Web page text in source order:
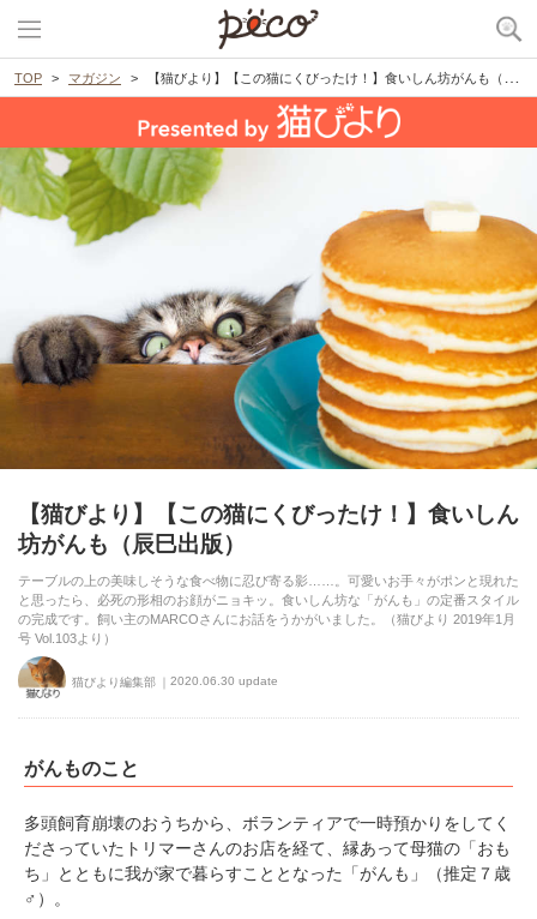
TOP マガジン 【猫びより】【この猫にくびったけ！】食いしん坊がんも（辰巳出版）
【猫びより】【この猫にくびったけ！】食いしん
坊がんも（辰巳出版）
テーブルの上の美味しそうな食べ物に忍び寄る影……。可愛いお手々がポンと現れた
と思ったら、必死の形相のお顔がニョキッ。食いしん坊な「がんも」の定番スタイル
の完成です。飼い主のMARCOさんにお話をうかがいました。（猫びより 2019年1月
号 Vol.103より）
猫びより編集部 2020.06.30 update
がんものこと
多頭飼育崩壊のおうちから、ボランティアで一時預かりをしてく
ださっていたトリマーさんのお店を経て、縁あって母猫の「おも
ち」とともに我が家で暮らすこととなった「がんも」（推定７歳
♂）。